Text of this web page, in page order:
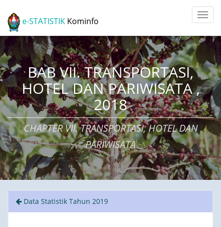
e-STATISTIK Kominfo
BAB VII. TRANSPORTASI,
HOTEL DAN PARIWISATA ,
2018
CHAPTER VII. TRANSPORTASI, HOTEL DAN
PARIWISATA
Data Statistik Tahun 2019